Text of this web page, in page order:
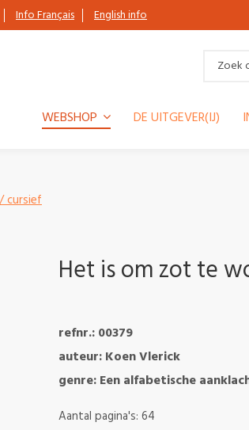
Info Français English info
WEBSHOP DE UITGEVER(IJ)
cursief
Het is om zot te
refnr.: 00379
auteur: Koen Vlerick
genre: Een alfabetische
Aantal pagina's: 64